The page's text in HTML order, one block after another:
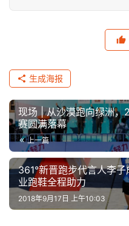
生成海报
现场 | 从沙漠跑向绿洲，
赛圆满落幕
上一篇
361°新晋跑步代言人李
业跑鞋全程助力
2018年9月17日 上午10:03